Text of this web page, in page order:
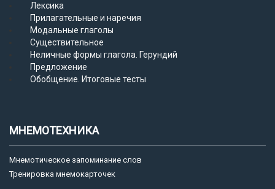
Лексика
Прилагательные и наречия
Модальные глаголы
Существительное
Неличные формы глагола. Герундий
Предложение
Обобщение. Итоговые тесты
МНЕМОТЕХНИКА
Мнемотическое запоминание слов
Тренировка мнемокарточек